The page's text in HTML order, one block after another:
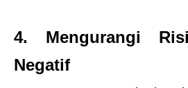
4. Mengurangi
Negatif